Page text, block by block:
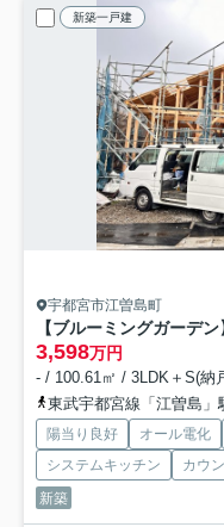
新築一戸建
宇都宮市江曽島町
3,598万円
- / 100.61㎡ / 3LDK＋S(納
東武宇都宮線「江曽島」
陽当り良好 オール電化
システムキッチン
カウ
新築